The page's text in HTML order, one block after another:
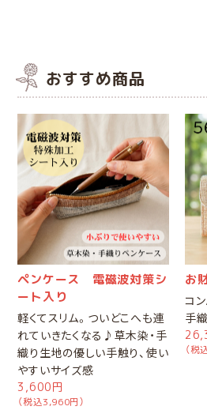
おすすめ商品
ペンケース 電磁波対策シ
ート入り
軽くてスリム。ついどこへも連
れていきたくなる♪草木染・手
織り生地の優しい手触り、使い
やすいサイズ感
3,600円
（税込3,960円）
お
コ
手
（税